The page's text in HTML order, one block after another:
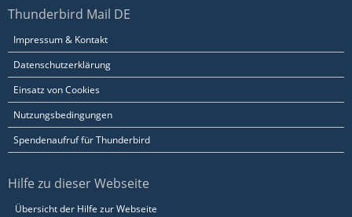
Thunderbird Mail DE
Impressum & Kontakt
Datenschutzerklärung
Einsatz von Cookies
Nutzungsbedingungen
Spendenaufruf für Thunderbird
Hilfe zu dieser Webseite
Übersicht der Hilfe zur Webseite